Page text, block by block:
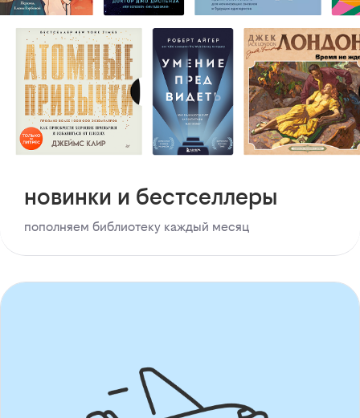
новинки и бестселлеры
пополняем библиотеку каждый месяц